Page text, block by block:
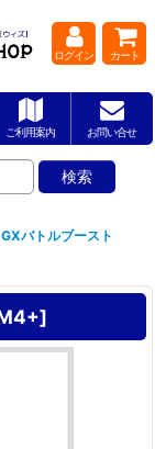
ログイン カート
ご利用案内 お問い合せ
バトルブースト
]